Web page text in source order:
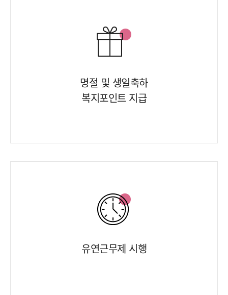
명절 및 생일축하
복지포인트 지급
유연근무제 시행